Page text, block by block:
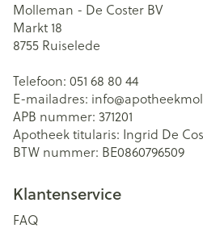
Molleman - De Coster BV
Markt 18
8755 Ruiselede
Telefoon: 051 68 80 44
E-mailadres: info@
APB nummer: 371201
Apotheek titularis: Ingrid De
BTW nummer: BE0860796509
Klantenservice
FAQ